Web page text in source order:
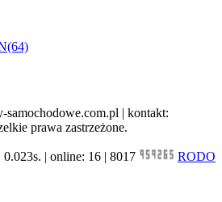
(64)
| kontakt:
prawa zastrzeżone.
| online: 16 | 8017 RODO